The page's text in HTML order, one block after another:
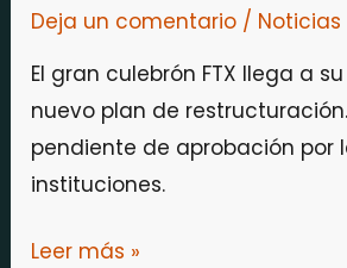
Deja un comentario / Noticias
El gran culebrón FTX llega a
nuevo plan de
pendiente de aprobación por
instituciones.
Leer más »